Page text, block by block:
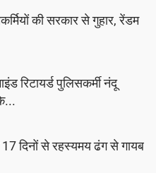
की सरकार से गुहार, रेंडम
रिटायर्ड पुलिसकर्मी नंदू
17 दिनों से रहस्यमय ढंग से गायब